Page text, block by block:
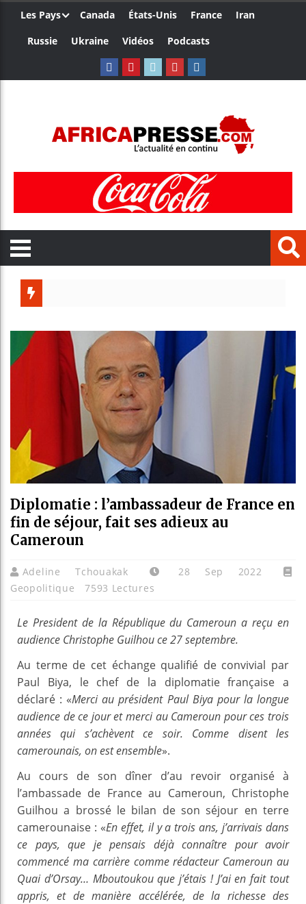
Les Pays Canada États-Unis France
Iran
Russie
Ukraine Vidéos Podcasts
Aliko
Diplomatie : l’ambassadeur de France en
fin de séjour, fait ses adieux au
Cameroun
Adeline Tchouakak
28 Sep 2022
Geopolitique
7593 Lectures
Le President de la République du Cameroun a reçu en
audience Christophe Guilhou ce 27 septembre.
Au terme de cet échange qualifié de convivial par
Paul Biya, le chef de la diplomatie française a
déclaré : «Merci au président Paul Biya pour la longue
audience de ce jour et merci au Cameroun pour ces trois
années qui s’achèvent ce soir. Comme disent les
camerounais, on est ensemble».
Au cours de son dîner d’au revoir organisé à
l’ambassade de France au Cameroun, Christophe
Guilhou a brossé le bilan de son séjour en terre
camerounaise : «En effet, il y a trois ans, j’arrivais dans
ce pays, que je pensais déjà connaître pour avoir
commencé ma carrière comme rédacteur Cameroun au
Quai d’Orsay… Mboutoukou que j’étais ! J’ai en fait tout
appris, et de manière accélérée, de la richesse des